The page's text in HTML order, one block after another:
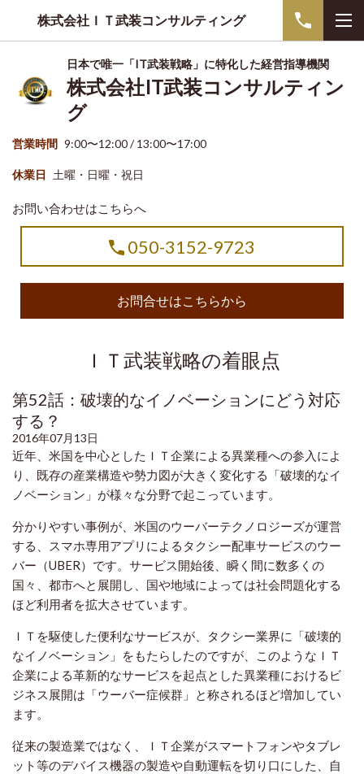
株式会社ＩＴ武装コンサルティング
日本で唯一「IT武装戦略」に特化した経営指導機関
株式会社IT武装コンサルティン
グ
営業時間 9:00〜12:00 / 13:00〜17:00
休業日 土曜・日曜・祝日
お問い合わせはこちらへ
050-3152-9723
お問合せはこちらから
ＩＴ武装戦略の着眼点
第52話：破壊的なイノベーションにどう対応
する？
2016年07月13日
近年、米国を中心としたＩＴ企業による異業種への参入によ
り、既存の産業構造や勢力図が大きく変化する「破壊的なイ
ノベーション」が様々な分野で起こっています。
分かりやすい事例が、米国のウーバーテクノロジーズが運営
する、スマホ専用アプリによるタクシー配車サービスのウー
バー（UBER）です。サービス開始後、瞬く間に数多くの
国々、都市へと展開し、国や地域によっては社会問題化する
ほど利用者を拡大させています。
ＩＴを駆使した便利なサービスが、タクシー業界に「破壊的
なイノベーション」をもたらしたのですが、このようなＩＴ
企業による革新的なサービスを起点とした異業種におけるビ
ジネス展開は「ウーバー症候群」と称されるほど増加してい
ます。
従来の製造業ではなく、ＩＴ企業がスマートフォンやタブレ
ット等のデバイス機器の製造や自動運転を切り口にした、自